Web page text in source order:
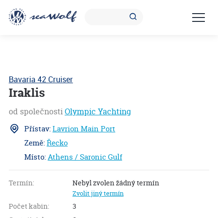
Bavaria 42 Cruiser
Iraklis
od společnostiOlympic Yachting
Přístav:Lavrion Main Port
Země:Řecko
Místo:Athens / Saronic Gulf
Termín: Nebyl zvolen žádný termín
Zvolit jiný termín
Počet kabin:
3